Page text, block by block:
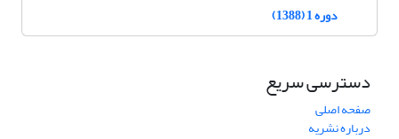
دوره 1 (1388)
دسترسی سریع
صفحه اصلی
درباره نشریه